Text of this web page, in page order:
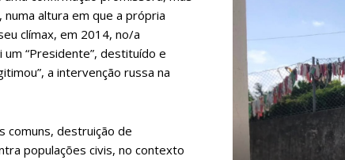
altura em que a própria
clímax, em 2014, no/a
“Presidente”, destituído e
a intervenção russa na
comuns, destruição de
populações civis, no contexto